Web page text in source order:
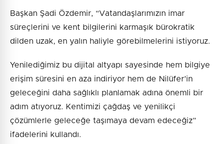
Başkan Şadi Özdemir, “Vatandaşlarımızın imar
süreçlerini ve kent bilgilerini karmaşık bürokratik
dilden uzak, en yalın haliyle görebilmelerini istiyoruz.
Yenilediğimiz bu dijital altyapı sayesinde hem bilgiye
erişim süresini en aza indiriyor hem de Nilüfer’in
geleceğini daha sağlıklı planlamak adına önemli bir
adım atıyoruz. Kentimizi çağdaş ve yenilikçi
çözümlerle geleceğe taşımaya devam edeceğiz”
ifadelerini kullandı.